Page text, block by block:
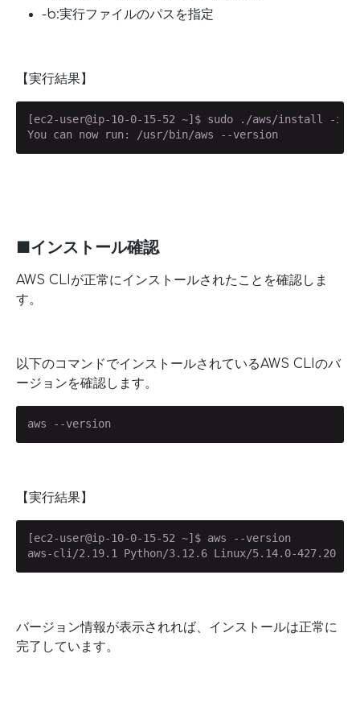
-b:実行ファイルのパスを指定
【実行結果】
[ec2-user@ip-10-0-15-52 ~]$ sudo ./aws/install -
You can now run: /usr/bin/aws --version
■インストール確認
AWS CLIが正常にインストールされたことを確認しま
す。
以下のコマンドでインストールされているAWS CLIのバ
ージョンを確認します。
aws --version
【実行結果】
[ec2-user@ip-10-0-15-52 ~]$ aws --version
aws-cli/2.19.1 Python/3.12.6 Linux/5.14.0-
バージョン情報が表示されれば、インストールは正常に
完了しています。